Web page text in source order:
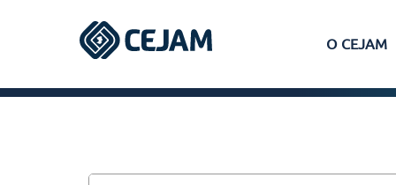
O CEJAM
Ferraz de Vasconcelos